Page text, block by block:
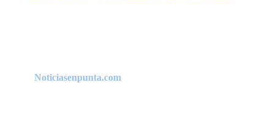
Noticiasenpunta.com